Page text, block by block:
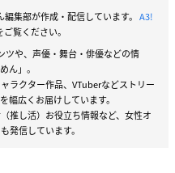
編集部が作成・配信しています。 A3!
覧ください。
ツや、声優・舞台・俳優などの情
ん」。
ラクター作品、VTuberなどストリー
幅広くお届けしています。
推し活）お役立ち情報など、女性オ
発信しています。